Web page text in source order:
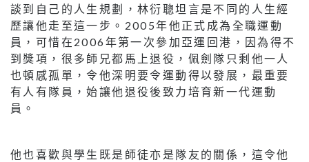
談到自己的人生規劃，林衍聰坦言是不同的人生經
歷讓他走至這一步。2005年他正式成為全職運動
員，可惜在2006年第一次參加亞運回港，因為得不
到獎項，很多師兄都馬上退役，佩劍隊只剩他一人
也頓感孤單，令他深明要令運動得以發展，最重要
有人有隊員，始讓他退役後致力培育新一代運動
員。
他也喜歡與學生既是師徒亦是隊友的關係，這令他